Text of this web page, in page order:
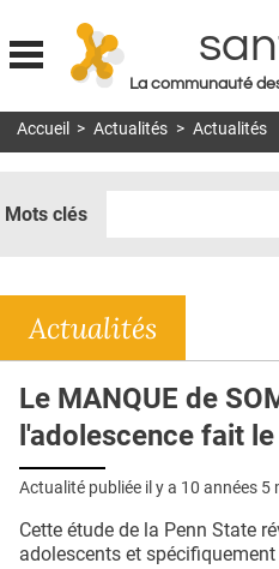
Jump to
La communauté
MON COMPTE
DOSSIERS
RÉSEAUX
E-REVUE SAD
QUI SOMMES-NOUS ?
Accueil > Actualités > Actualités
Mots clés
Actualités
Le MANQUE de
l'adolescence fait
Actualité publiée il y a 10 années 5
Cette étude de la Penn State
adolescents et